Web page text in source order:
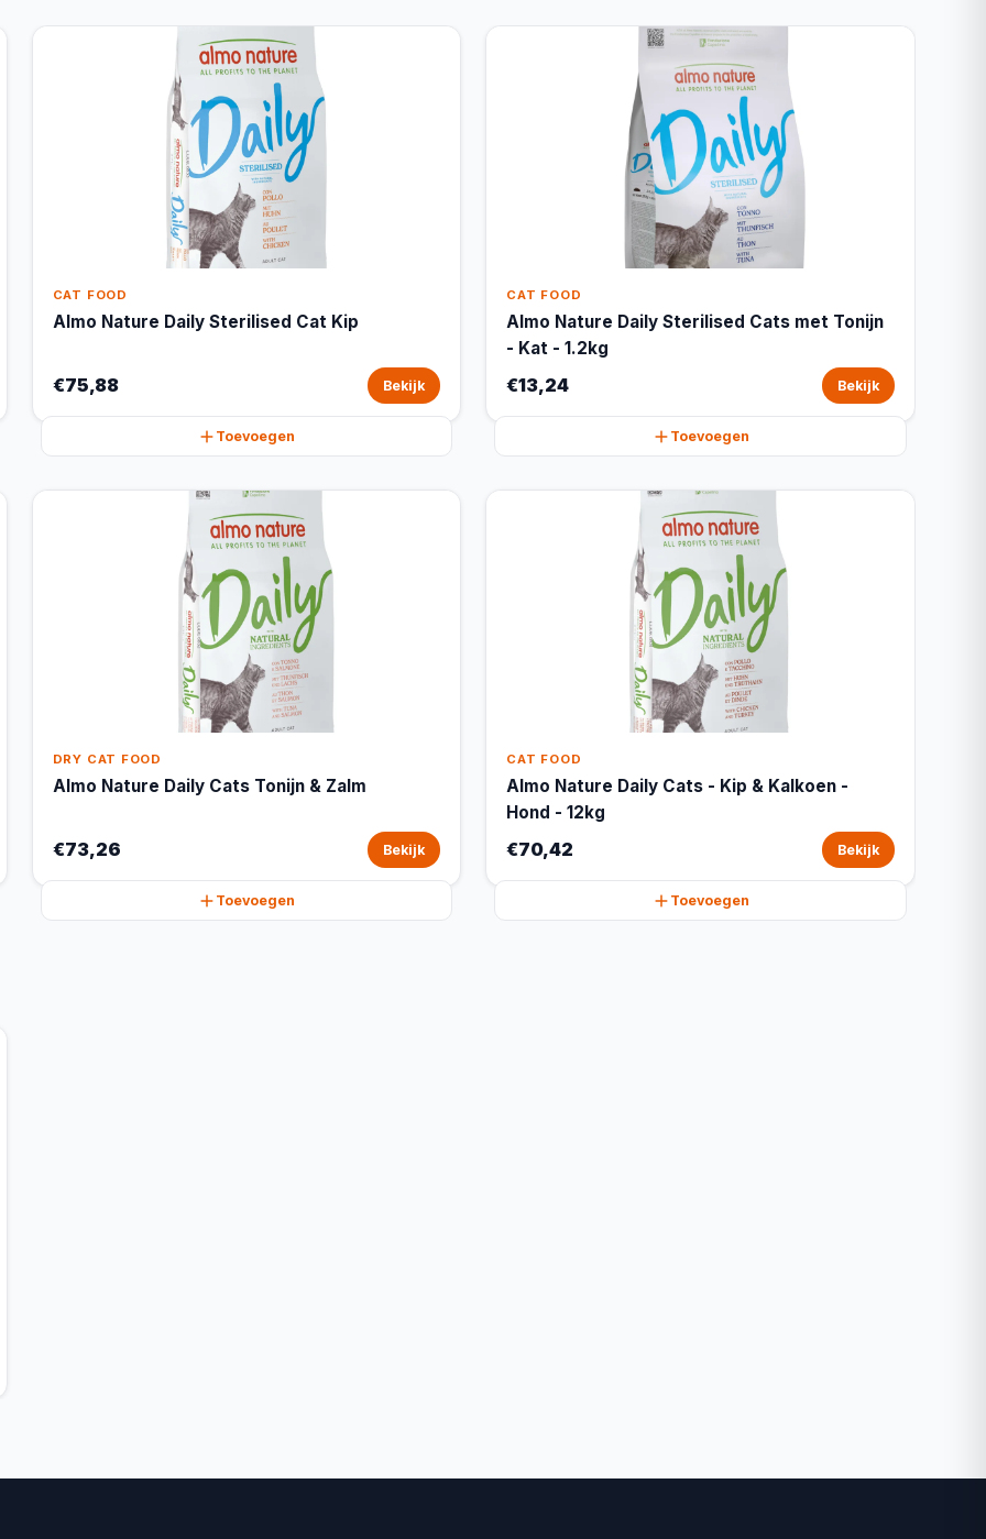
CAT FOOD
Almo Nature Daily Sterilised Cat Kip
€75,88 Bekijk
Toevoegen
CAT FOOD
Almo Nature Daily Sterilised Cats met Tonijn
- Kat - 1.2kg
€13,24 Bekijk
Toevoegen
DRY CAT FOOD
Almo Nature Daily Cats Tonijn & Zalm
€73,26 Bekijk
Toevoegen
CAT FOOD
Almo Nature Daily Cats - Kip & Kalkoen -
Hond - 12kg
€70,42 Bekijk
Toevoegen